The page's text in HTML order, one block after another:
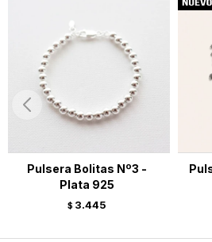
Pulsera Bolitas Nº3 -
Plata 925
$ 3.445